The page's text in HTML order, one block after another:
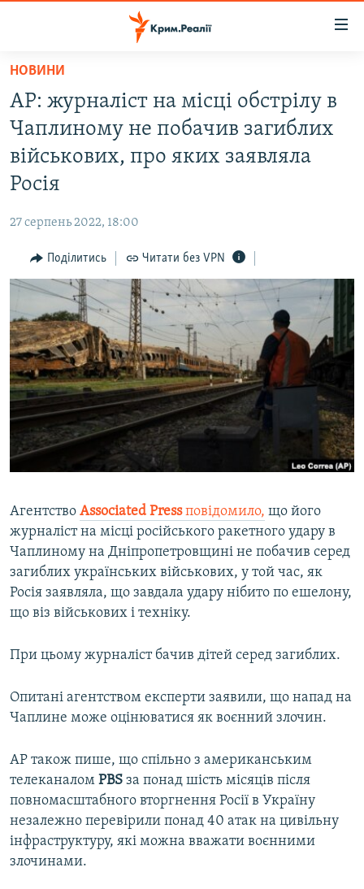
Перейти
основного
матеріалу
Перейти
до
основної
Перейти
пошуку
ВОДА.КРИМ
ВІДЕО ТА ФОТО
ПОЛІТИКА
ПОГЛЯД
ІНТЕРВ'Ю
ВСЕ ЗА ДЕНЬ
СПЕЦПРОЕКТИ
ДЕПОРТАЦІЯ
ВІДЕОУРОКИ «ELIFBE»
СВІДЧЕННЯ ОКУПАЦІЇ
УКРАЇНСЬКА ПРОБЛЕМА КРИМУ
ЯК ОБІЙТИ БЛОКУВАННЯ
Русский
Qırımtatar
Усі сайти RFE/RL
НОВИНИ
AP: журналіст на місці обстрілу в
Чаплиному не побачив загиблих
військових, про яких заявляла
Росія
27 серпень 2022, 18:00
Поділитись Читати без VPN
Агентство Associated Pressповідомило, що його
журналіст на місці російського ракетного удару в
Чаплиному на Дніпропетровщині не побачив серед
загиблих українських військових, у той час, як
Росія заявляла, що завдала удару нібито по ешелону,
що віз військових і техніку.
При цьому журналіст бачив дітей серед загиблих.
Опитані агентством експерти заявили, що напад на
Чаплине може оцінюватися як воєнний злочин.
AP також пише, що спільно з американським
телеканалом PBS за понад шість місяців після
повномасштабного вторгнення Росії в Україну
незалежно перевірили понад 40 атак на цивільну
інфраструктуру, які можна вважати воєнними
злочинами.